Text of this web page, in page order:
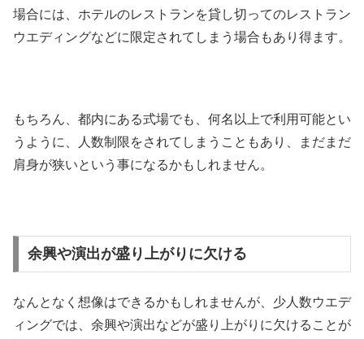
場合には、ホテルのレストランを貸し切ってのレストラン
ウエディングなどに限定されてしまう場合もあり得ます。
もちろん、都内にある式場でも、何名以上で利用可能とい
うように、人数制限をされてしまうこともあり、まだまだ
肩身が狭いという事になるかもしれません。
余興や演出が盛り上がりに欠ける
なんとなく想像はできるかもしれませんが、少人数ウエデ
ィングでは、余興や演出などが盛り上がりに欠けることが